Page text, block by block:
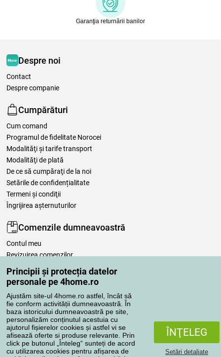
Principii și protecția datelor
personale pe 4home.ro
Ajustăm site-ul 4home.ro astfel, încât să
fie conform activității dumneavoastră. În
baza istoricului dumneavoastră pe site,
personalizăm conținutul acestuia cu
ajutorul fișierelor cookies și astfel vi se
afisează oferte si produse relevante. Prin
click pe butonul „Înteleg“ sunteți de acord
cu utilizarea cookies pentru afișarea de
ÎNŢELEG
Setări detaliate
Garanţia returnării banilor
Despre noi
Contact
Despre companie
Cumpărături
Cum comand
Programul de fidelitate Norocei
Modalităţi şi tarife transport
Modalităţi de plată
De ce să cumpăraţi de la noi
Setările de confidențialitate
Termeni şi condiţii
Îngrijirea așternuturilor
Comenzile dumneavoastră
Contul meu
Revizuirea comenzilor
Reclamaţii
Retragere de la contract
Regulile de procesare a recenziilor
Metode de transport
Metode de plată